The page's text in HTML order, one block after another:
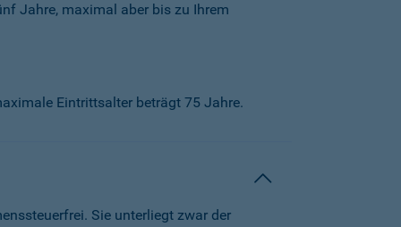
Jahre, maximal aber bis zu Ihrem
Eintrittsalter beträgt 75 Jahre.
Sie unterliegt zwar der